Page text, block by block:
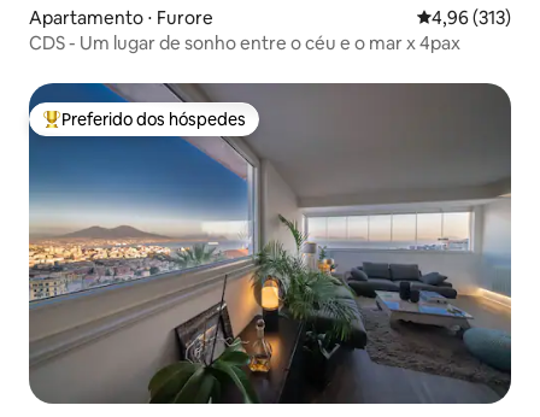
Apartamento ⋅ Furore 4,96 de uma
4,96 (313)
CDS - Um lugar de sonho entre o céu e o mar x 4pax
Entre os melhores preferidos dos hóspedes
Preferido dos hóspedes